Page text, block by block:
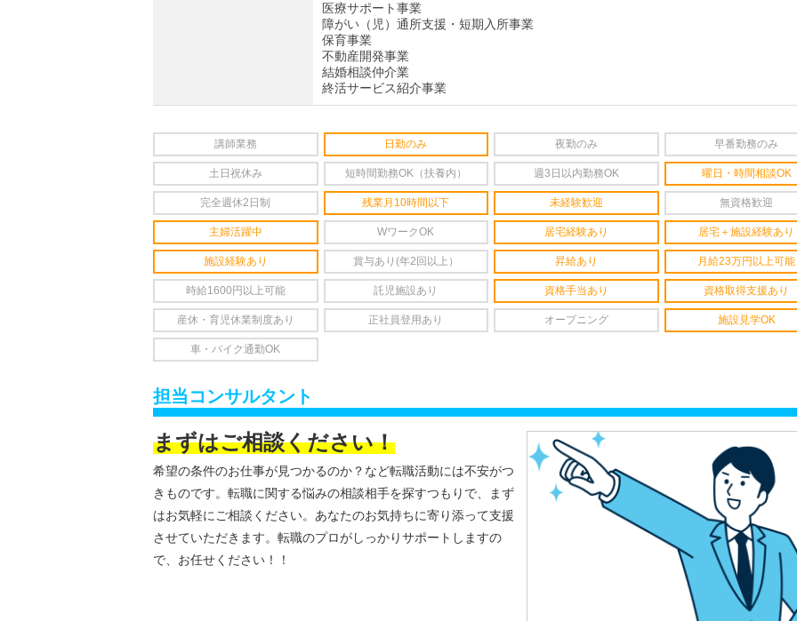
医療サポート事業
障がい（児）通所支援・短期入所事業
保育事業
不動産開発事業
結婚相談仲介業
終活サービス紹介事業
講師業務 日勤のみ 夜勤のみ 早番勤務のみ
土日祝休み 短時間勤務OK（扶養内） 週3日以内勤務OK 曜日・時間相談OK
完全週休2日制 残業月10時間以下 未経験歓迎 無資格歓迎
主婦活躍中 WワークOK 居宅経験あり 居宅＋施設経験あり
施設経験あり 賞与あり(年2回以上） 昇給あり 月給23万円以上可能
時給1600円以上可能 託児施設あり 資格手当あり 資格取得支援あり
産休・育児休業制度あり 正社員登用あり オープニング 施設見学OK
車・バイク通勤OK
担当コンサルタント
まずはご相談ください！
希望の条件のお仕事が見つかるのか？など転職活動には不安がつ
きものです。転職に関する悩みの相談相手を探すつもりで、まず
はお気軽にご相談ください。あなたのお気持ちに寄り添って支援
させていただきます。転職のプロがしっかりサポートしますの
で、お任せください！！